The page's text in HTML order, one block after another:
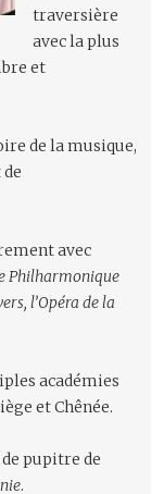
traversière
avec la plus
et
de la musique,
avec
Philharmonique
l’Opéra de la
académies
et Chênée.
de pupitre de
.